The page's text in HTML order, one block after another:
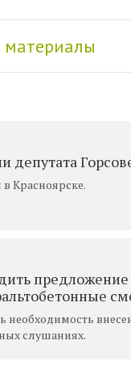
материалы
депутата
в Красноярске.
необходимость
слушаниях.